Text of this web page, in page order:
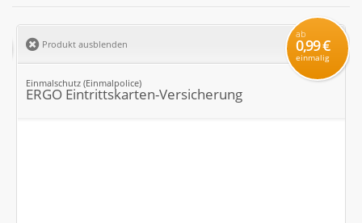
Produkt ausblenden
ab
0,99 €
einmalig
Einmalschutz (Einmalpolice)
ERGO Eintrittskarten-Versicherung